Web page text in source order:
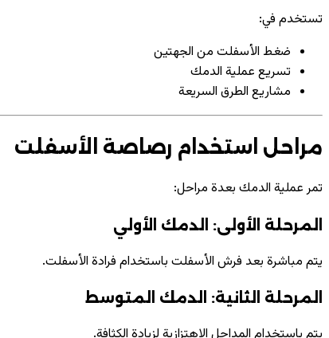
تستخدم في:
ضغط الأسفلت من الجهتين
تسريع عملية الدمك
مشاريع الطرق السريعة
مراحل استخدام رصاصة الأسفلت
تمر عملية الدمك بعدة مراحل:
المرحلة الأولى: الدمك الأولي
يتم مباشرة بعد فرش الأسفلت باستخدام فرادة الأسفلت.
المرحلة الثانية: الدمك المتوسط